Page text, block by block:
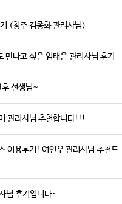
(청주 김종화 관리사님)
만나고 싶은 임태은 관리사님 후기
후 선생님~
관리사님 추천합니다!!!
이용후기! 여인우 관리사님 추천드
님 후기입니다~